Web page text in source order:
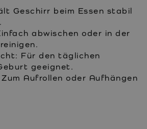
Geschirr beim Essen stabil
abwischen oder in der
Für den täglichen
geeignet.
Zum Aufrollen oder Aufhängen